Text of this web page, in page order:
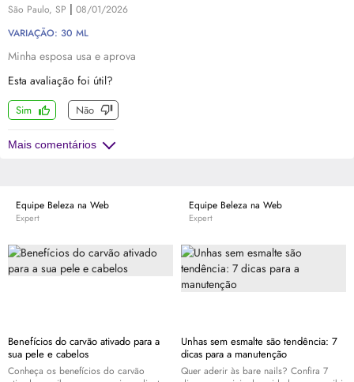
São Paulo, SP | 08/01/2026
VARIAÇÃO: 30 ML
Minha esposa usa e aprova
Esta avaliação foi útil?
Sim Não
Mais comentários
Equipe Beleza na Web
Expert
Benefícios do carvão ativado para a
sua pele e cabelos
Conheça os benefícios do carvão
Equipe Beleza na Web
Expert
Unhas sem esmalte são tendência: 7
dicas para a manutenção
Quer aderir às bare nails? Confira 7